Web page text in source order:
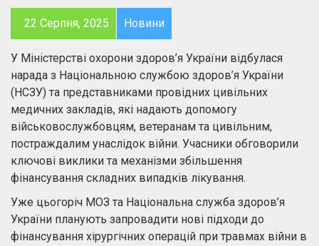
22 Серпня, 2025 Новини
У Міністерстві охорони здоров’я України відбулася
нарада з Національною службою здоров’я України
(НСЗУ) та представниками провідних цивільних
медичних закладів, які надають допомогу
військовослужбовцям, ветеранам та цивільним,
постраждалим унаслідок війни. Учасники обговорили
ключові виклики та механізми збільшення
фінансування складних випадків лікування.
Уже цьогоріч МОЗ та Національна служба здоров’я
України планують запровадити нові підходи до
фінансування хірургічних операцій при травмах війни в